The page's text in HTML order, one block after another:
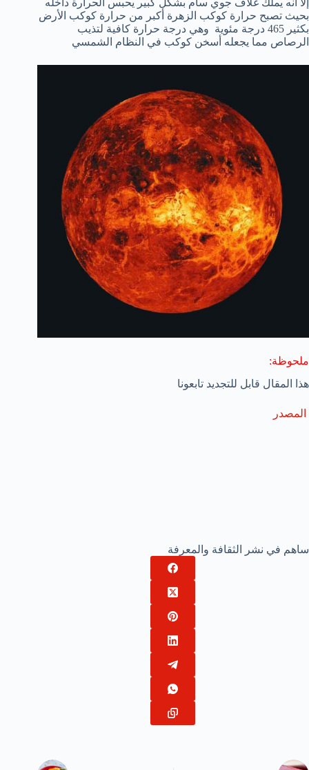
إلا أنه يملك غلاف جوي سام بشكل كبير يحبس الحرارة داخله
بحيث تصبح حرارة كوكب الزهرة أكبر من حرارة كوكب الأرض
بكثير 465 درجة مئوية وهي درجة حرارة كافية لتذيب
الرصاص مما يجعله أسخن كوكب في النظام الشمسي
ملحوظة:
هذا المقال قابل للتجديد تابعونا
المصدر
ساهم في نشر الثقافة والمعرفة